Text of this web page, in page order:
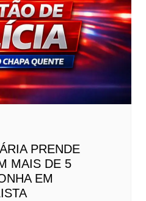
PRENDE
MAIS DE 5
EM